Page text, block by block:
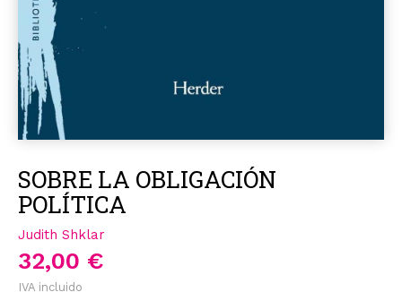
SOBRE LA OBLIGACIÓN
POLÍTICA
Judith Shklar
32,00 €
IVA incluido